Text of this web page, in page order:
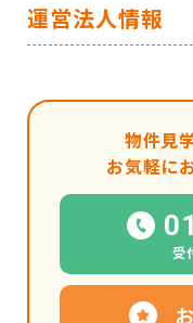
運営法人情報
物件見
お気軽に
受